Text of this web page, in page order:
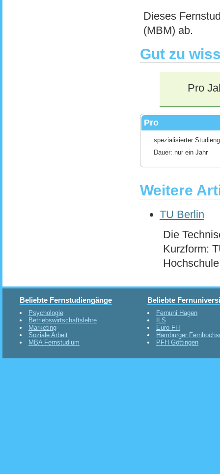
Dieses
(MBM) ab.
Gut zu
Pro
Pro
spezialisierter
Dauer: nur ein Jahr
Weitere
TU Berlin
Die
Kurzform:
Beliebte Fernstudiengänge
Psychologie
Betriebswirtschaftslehre
Marketing
Soziale Arbeit
MBA Fernstudium
Beliebte
Fernuni Hagen
ILS
Euro-FH
Hamburger
PFH Göttingen